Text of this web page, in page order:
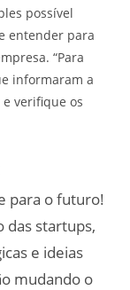
possível
entender para
“Para
informaram a
verifique os
para o futuro!
das startups,
e ideias
mudando o